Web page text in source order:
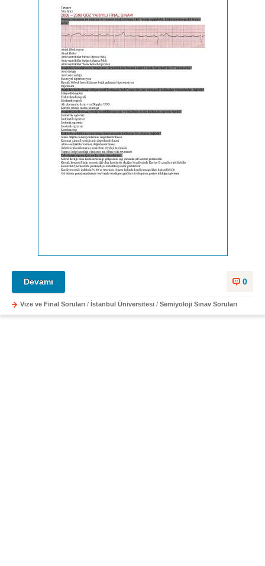
0
Devamı
Vize ve Final Soruları / İstanbul Üniversitesi / Semiyoloji Sınav Soruları